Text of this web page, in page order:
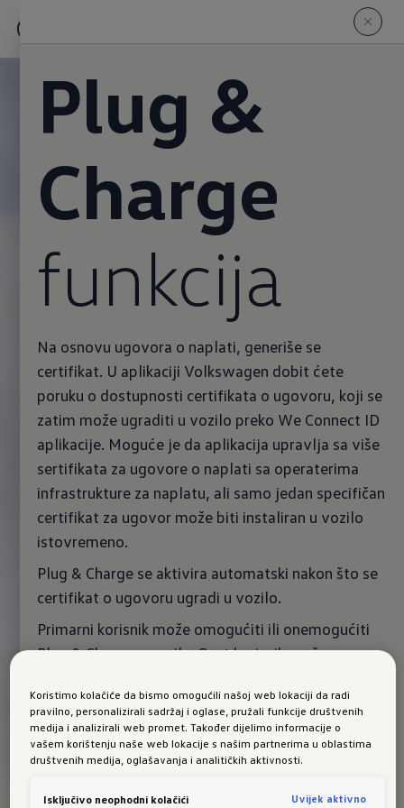
Plug &
Charge
funkcija
Na osnovu ugovora o naplati, generiše se
certifikat. U aplikaciji Volkswagen dobit ćete
poruku o dostupnosti certifikata o ugovoru, koji se
zatim može ugraditi u vozilo preko We Connect ID
aplikacije. Moguće je da aplikacija upravlja sa više
sertifikata za ugovore o naplati sa operaterima
infrastrukture za naplatu, ali samo jedan specifičan
certifikat za ugovor može biti instaliran u vozilo
istovremeno.
Plug & Charge se aktivira automatski nakon što se
certifikat o ugovoru ugradi u vozilo.
Primarni korisnik može omogućiti ili onemogućiti
Plug & Charge u vozilu. Gost korisnik može samo
omogućiti.
Preduslovi
Koristimo kolačiće da bismo omogućili našoj web lokaciji da radi
pravilno, personalizirali sadržaj i oglase, pružali funkcije društvenih
medija i analizirali web promet. Također dijelimo informacije o
vašem korištenju naše web lokacije s našim partnerima u oblastima
društvenih medija, oglašavanja i analitičkih aktivnosti.
Isključivo neophodni kolačići Uvijek aktivno